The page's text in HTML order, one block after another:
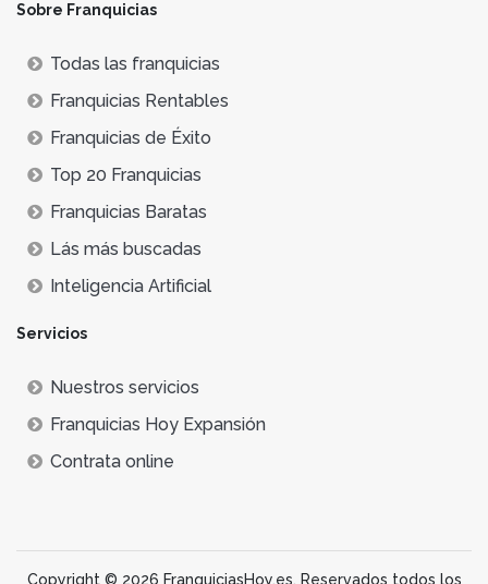
Sobre Franquicias
Todas las franquicias
Franquicias Rentables
Franquicias de Éxito
Top 20 Franquicias
Franquicias Baratas
Lás más buscadas
Inteligencia Artificial
Servicios
Nuestros servicios
Franquicias Hoy Expansión
Contrata online
Copyright © 2026 FranquiciasHoy.es. Reservados todos los